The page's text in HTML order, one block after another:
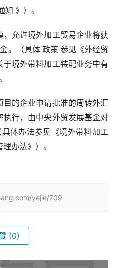
知 》）。
允许境外加工贸易企业将获
。（具体 政策 参见《外经贸
境外带料加工装配业务中有
的企业申请批准的周转外汇
执行，由中央外贸发展基金对
体办法参见《境外带料加工
办法》）。
yejie/709
(0)